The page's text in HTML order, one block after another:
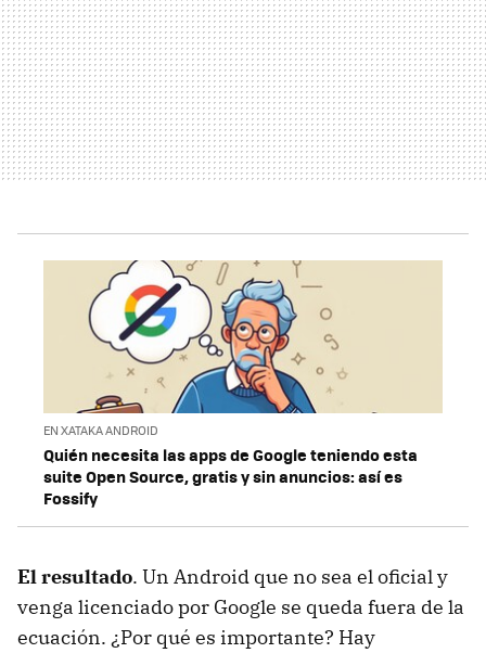
EN XATAKA ANDROID
Quién necesita las apps de Google teniendo esta
suite Open Source, gratis y sin anuncios: así es
Fossify
El resultado. Un Android que no sea el oficial y
venga licenciado por Google se queda fuera de la
ecuación. ¿Por qué es importante? Hay